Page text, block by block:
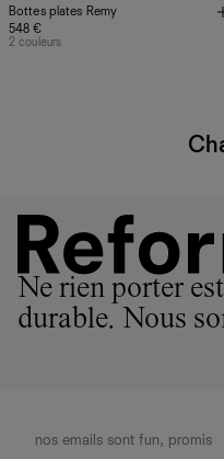
Bottes plates Remy
548 €
2 couleurs
Ne rien porter
durable. Nous